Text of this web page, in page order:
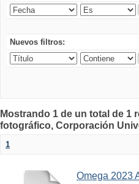
Nuevos filtros:
Mostrando 1 de un total de 1
fotográfico, Corporación
1
Omega 2023